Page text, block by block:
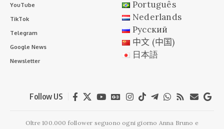
YouTube
TikTok
Telegram
Google News
Newsletter
Português
Nederlands
Русский
中文 (中国)
日本語
Follow US
Oltre 100.000 follower seguono ogni giorno Anna Bruno e